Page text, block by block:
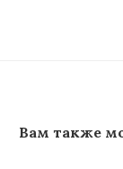
Вам также